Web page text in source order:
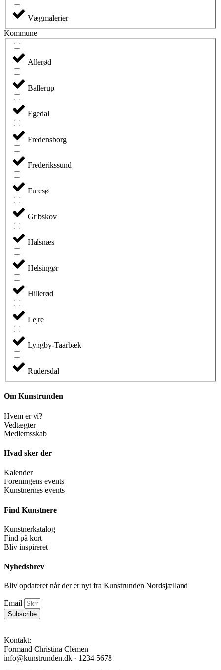
Vægmalerier
Kommune
Allerød
Ballerup
Egedal
Fredensborg
Frederikssund
Furesø
Gribskov
Halsnæs
Helsingør
Hillerød
Lejre
Lyngby-Taarbæk
Rudersdal
Om Kunstrunden
Hvem er vi?
Vedtægter
Medlemsskab
Hvad sker der
Kalender
Foreningens events
Kunstnernes events
Find Kunstnere
Kunstnerkatalog
Find på kort
Bliv inspireret
Nyhedsbrev
Bliv opdateret når der er nyt fra Kunstrunden Nordsjælland
Email
Subscribe
Kontakt:
Formand Christina Clemen
info@kunstrunden.dk · 1234 5678